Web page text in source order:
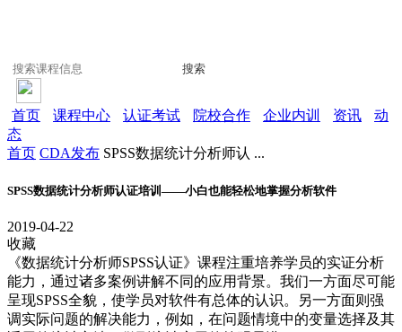
搜索
首页 课程中心 认证考试 院校合作 企业内训 资讯
动
态
首页 CDA发布 SPSS数据统计分析师认 ...
SPSS数据统计分析师认证培训——小白也能轻松地掌握分析软件
2019-04-22
收藏
《数据统计分析师SPSS认证》课程注重培养学员的实证分析
能力，通过诸多案例讲解不同的应用背景。我们一方面尽可能
呈现SPSS全貌，使学员对软件有总体的认识。另一方面则强
调实际问题的解决能力，例如，在问题情境中的变量选择及其